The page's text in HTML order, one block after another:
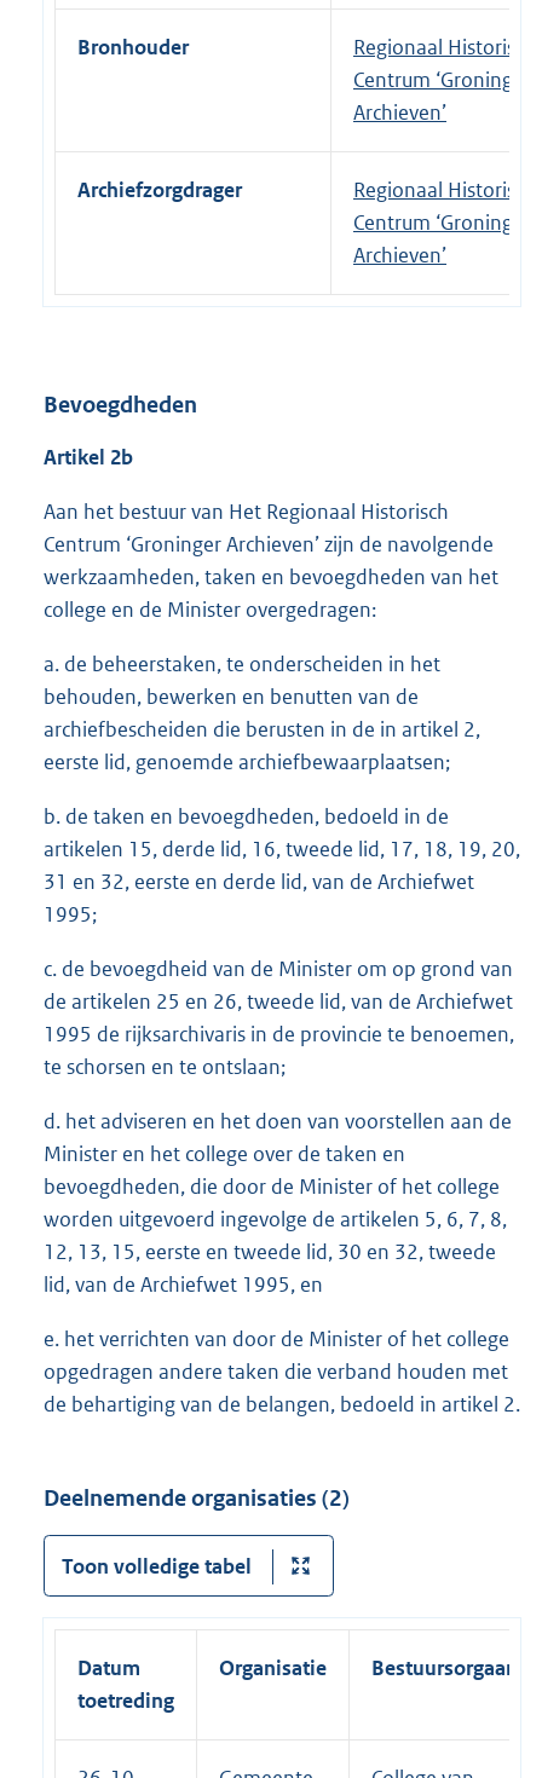
Bronhouder
Regionaal Historisch
Centrum ‘Groninger
Archieven’
Archiefzorgdrager
Regionaal Historisch
Centrum ‘Groninger
Archieven’
Bevoegdheden
Artikel 2b
Aan het bestuur van Het Regionaal Historisch
Centrum ‘Groninger Archieven’ zijn de navolgende
werkzaamheden, taken en bevoegdheden van het
college en de Minister overgedragen:
a. de beheerstaken, te onderscheiden in het
behouden, bewerken en benutten van de
archiefbescheiden die berusten in de in artikel 2,
eerste lid, genoemde archiefbewaarplaatsen;
b. de taken en bevoegdheden, bedoeld in de
artikelen 15, derde lid, 16, tweede lid, 17, 18, 19, 20,
31 en 32, eerste en derde lid, van de Archiefwet
1995;
c. de bevoegdheid van de Minister om op grond van
de artikelen 25 en 26, tweede lid, van de Archiefwet
1995 de rijksarchivaris in de provincie te benoemen,
te schorsen en te ontslaan;
d. het adviseren en het doen van voorstellen aan de
Minister en het college over de taken en
bevoegdheden, die door de Minister of het college
worden uitgevoerd ingevolge de artikelen 5, 6, 7, 8,
12, 13, 15, eerste en tweede lid, 30 en 32, tweede
lid, van de Archiefwet 1995, en
e. het verrichten van door de Minister of het college
opgedragen andere taken die verband houden met
de behartiging van de belangen, bedoeld in artikel 2.
Deelnemende organisaties (2)
Toon volledige tabel
Datum
toetreding
Organisatie Bestuursorgaan